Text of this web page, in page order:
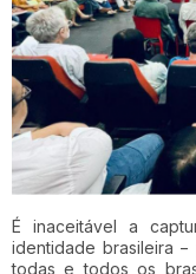
É inaceitável a
identidade brasileira
todas e todos os